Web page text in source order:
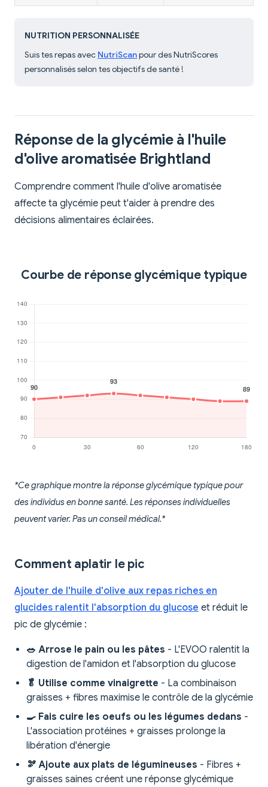
NUTRITION PERSONNALISÉE
Suis tes repas avec NutriScanpour des NutriScores
personnalisés selon tes objectifs de santé !
Réponse de la glycémie à l'huile
d'olive aromatisée Brightland
Comprendre comment l'huile d'olive aromatisée
affecte ta glycémie peut t'aider à prendre des
décisions alimentaires éclairées.
Courbe de réponse glycémique typique
*Ce graphique montre la réponse glycémique typique pour
des individus en bonne santé. Les réponses individuelles
peuvent varier. Pas un conseil médical.*
Comment aplatir le pic
Ajouter de l'huile d'olive aux repas riches en
glucides ralentit l'absorption du glucose et réduit le
pic de glycémie :
🥗 Arrose le pain ou les pâtes - L'EVOO ralentit la
digestion de l'amidon et l'absorption du glucose
🥬 Utilise comme vinaigrette - La combinaison
graisses + fibres maximise le contrôle de la glycémie
🍳 Fais cuire les oeufs ou les légumes dedans -
L'association protéines + graisses prolonge la
libération d'énergie
🫘 Ajoute aux plats de légumineuses - Fibres +
graisses saines créent une réponse glycémique